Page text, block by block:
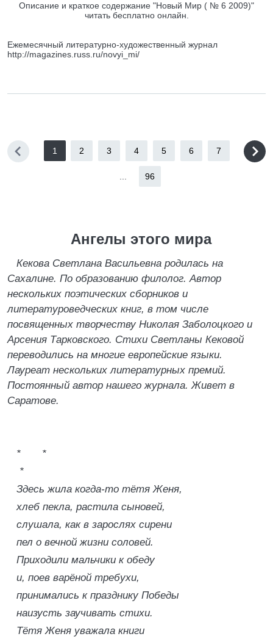
Описание и краткое содержание "Новый Мир ( № 6 2009)"
читать бесплатно онлайн.
Ежемесячный литературно-художественный журнал
http://magazines.russ.ru/novyi_mi/
1 2 3 4 5 6 7
96
Ангелы этого мира
Кекова Светлана Васильевна родилась на
Сахалине. По образованию филолог. Автор
нескольких поэтических сборников и
литературоведческих книг, в том числе
посвященных творчеству Николая Заболоцкого и
Арсения Тарковского. Стихи Светланы Кековой
переводились на многие европейские языки.
Лауреат нескольких литературных премий.
Постоянный автор нашего журнала. Живет в
Саратове.
* *
*
Здесь жила когда-то тётя Женя,
хлеб пекла, растила сыновей,
слушала, как в зарослях сирени
пел о вечной жизни соловей.
Приходили мальчики к обеду
и, поев варёной требухи,
принимались к празднику Победы
наизусть заучивать стихи.
Тётя Женя уважала книги